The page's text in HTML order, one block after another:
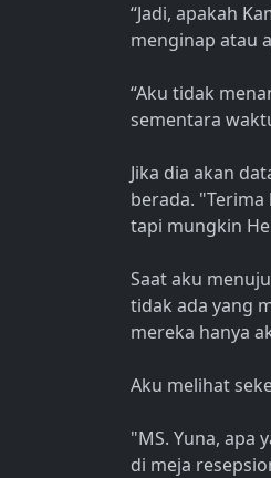
“Jadi, apakah
menginap atau
“Aku tidak
sementara
Jika dia akan
berada.
tapi mungkin
Saat aku
tidak ada yang
mereka hanya
Aku melihat
"MS. Yuna, apa
di meja